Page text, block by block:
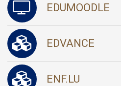
EDUMOODLE
EDVANCE
ENF.LU